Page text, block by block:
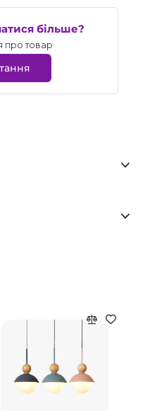
більше?
про товар